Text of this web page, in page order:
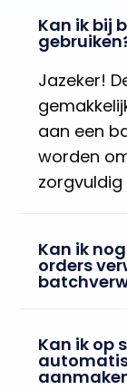
Kan ik bij
Jazeker!
aan een
worden
zorgvuldig
Kan ik
orders
Kan ik op